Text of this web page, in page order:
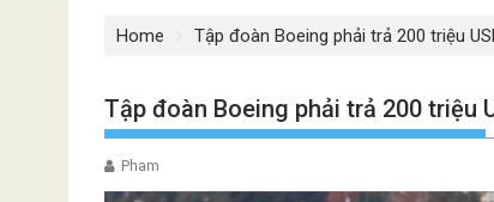
Home Tập đoàn Boeing phải trả 200 triệu
Tập đoàn Boeing phải trả 200 triệu
Pham